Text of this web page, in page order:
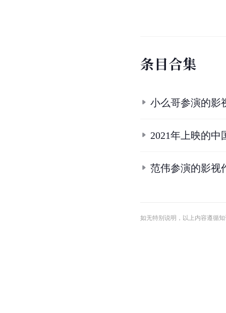
条目合集
小么哥参演的影
2021年上映的中
范伟参演的影视
如无特别说明，以上内容遵循